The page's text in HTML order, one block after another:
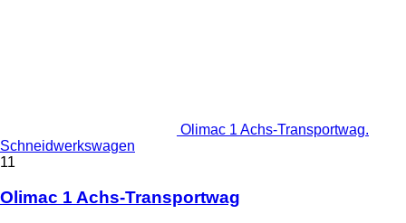
Olimac 1 Achs-Transportwag.
Schneidwerkswagen
11
Olimac 1 Achs-Transportwag